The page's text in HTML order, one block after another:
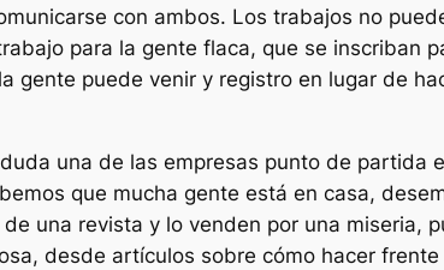
con ambos. Los trabajos no
para la gente flaca, que se inscriban
gente puede venir y registro en lugar de
una de las empresas punto de partida
que mucha gente está en casa,
una revista y lo venden por una miseria,
desde artículos sobre cómo hacer